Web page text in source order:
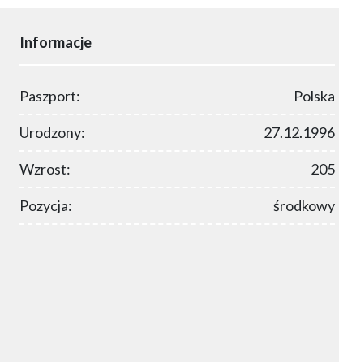
Informacje
Paszport: Polska
Urodzony: 27.12.1996
Wzrost: 205
Pozycja: środkowy